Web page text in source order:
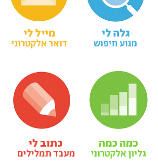
מייל לי
דואר אלקטרוני
גלה לי
מנוע חיפוש
כתוב לי
מעבד תמלילים
כמה כמה
גליון אלקטרוני